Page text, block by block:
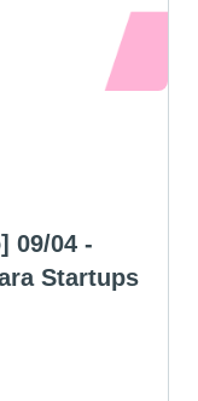
09/04 -
Startups